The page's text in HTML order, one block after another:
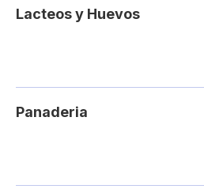
Lacteos y Huevos
Panaderia